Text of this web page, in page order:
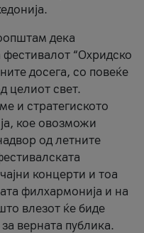
дека
фестивалот “Охридско
досега, со повеќе
целиот свет.
и стратегиското
кое овозможи
од летните
концерти и тоа
филхармонија и на
влезот ќе биде
верната публика.